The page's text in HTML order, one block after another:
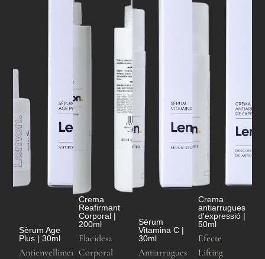
Sèrum Age
Plus | 30ml
Antienvelliment
Crema
Reafirmant
Corporal |
200ml
Flacidesa
Corporal
Sèrum
Vitamina C |
30ml
Antiarrugues
Crema
antiarrugues
d'expressió |
50ml
Efecte
Lifting